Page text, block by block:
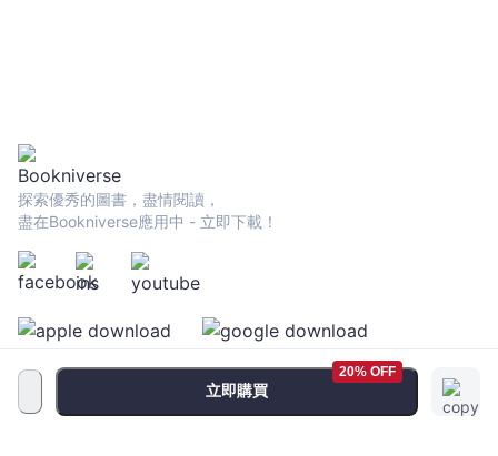
立即購買
20% OFF
探索優秀的圖書，盡情閱讀，
盡在Bookniverse應用中 - 立即下載！